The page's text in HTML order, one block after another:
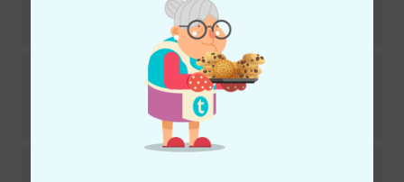
Csak hónapok múlva szállítható
Steinberger GuitarsGt-Pro Deluxe HR B-Stock
Azonnal szállítható
150 500Ft